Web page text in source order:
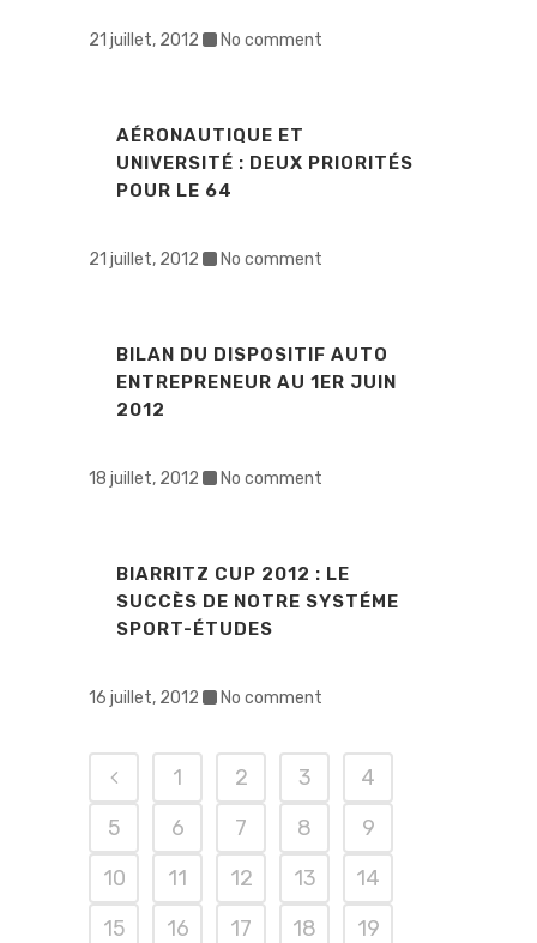
21 juillet, 2012 No comment
AÉRONAUTIQUE ET
UNIVERSITÉ : DEUX PRIORITÉS
POUR LE 64
21 juillet, 2012 No comment
BILAN DU DISPOSITIF AUTO
ENTREPRENEUR AU 1ER JUIN
2012
18 juillet, 2012 No comment
BIARRITZ CUP 2012 : LE
SUCCÈS DE NOTRE SYSTÉME
SPORT-ÉTUDES
16 juillet, 2012 No comment
1 2 3
4
5
6 7 8
9
10
11 12 13
14
15
16 17 18
19